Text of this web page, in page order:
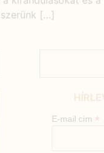
[…]
E-mail cím *